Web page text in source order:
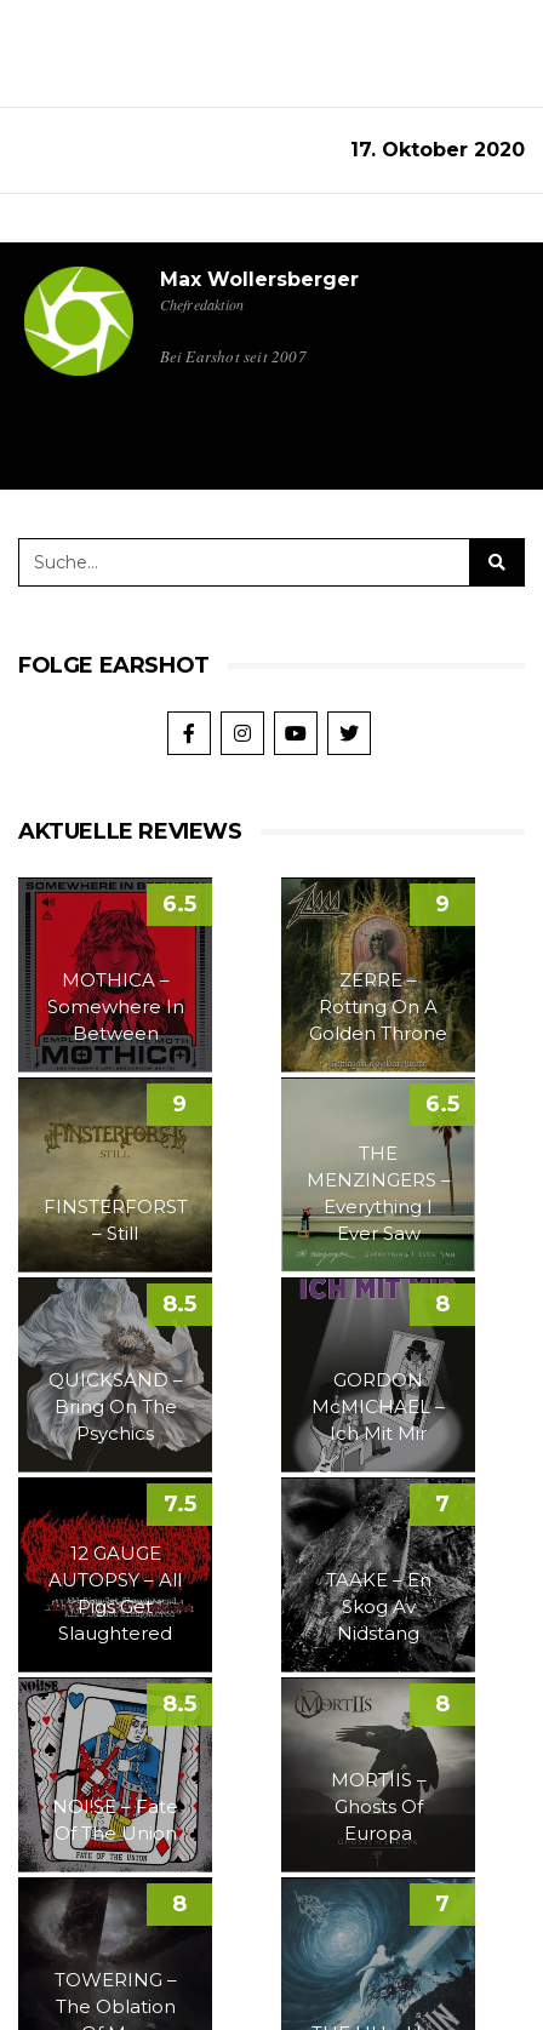
17. Oktober 2020
Max Wollersberger
Chefredaktion
Bei Earshot seit 2007
FOLGE EARSHOT
AKTUELLE REVIEWS
MOTHICA –
Somewhere In
Between
6.5
ZERRE –
Rotting On A
Golden Throne
9
FINSTERFORST
– Still
9
THE
MENZINGERS –
Everything I
Ever Saw
6.5
QUICKSAND –
Bring On The
Psychics
8.5
GORDON
McMICHAEL –
Ich Mit Mir
8
12 GAUGE
AUTOPSY – All
Pigs Get
Slaughtered
7.5
TAAKE – En
Skog Av
Nidstang
7
NOI!SE – Fate
Of The Union
8.5
MORTIIS –
Ghosts Of
Europa
8
TOWERING –
The Oblation
8 7